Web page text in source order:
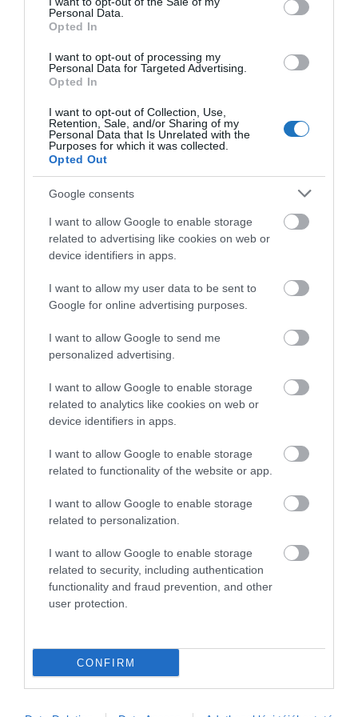
Personal Data.
Opted In
I want to opt-out of processing my
Personal Data for Targeted Advertising.
Opted In
I want to opt-out of Collection, Use,
Retention, Sale, and/or Sharing of my
Personal Data that Is Unrelated with the
Purposes for which it was collected.
Opted Out
Google consents
I want to allow Google to enable storage
related to advertising like cookies on web or
device identifiers in apps.
I want to allow my user data to be sent to
Google for online advertising purposes.
I want to allow Google to send me
personalized advertising.
I want to allow Google to enable storage
related to analytics like cookies on web or
device identifiers in apps.
I want to allow Google to enable storage
related to functionality of the website or app.
I want to allow Google to enable storage
related to personalization.
I want to allow Google to enable storage
related to security, including authentication
functionality and fraud prevention, and other
user protection.
CONFIRM
Tolmácsolásban vagy fordításban (konzuli
hatósági eljárások kivételével).
Külföldi letelepedési, munkavállalási vagy egyéb
engedélyek beszerzésében.
Magánjogi – peres vagy nem peres – viták
rendezésében (pl. közlekedési bírságok,
légitársaság felé benyújtandó panaszok, biztosító
társaság felé fennálló pénzügyi követelések
intézésében).
Külföldön tartózkodó személyek felkutatásában.
Jogerős letöltendő büntetés elengedésében vagy
enyhítésében.
A fogadó állam által elrendelt kiutasítás
visszavonásában.
Külföldön felmerülő költségek, hatósági
bírságok, díjak (pénzbüntetés, óvadék, ügyvédi díj,
megelőlegezésében.
Hagyaték, örökség, kifizetetlen munkabér stb.
behajtásában.
Külföldi bűnesetben folyó nyomozásban
bármilyen formában való közreműködésben.
Folyamatban lévő szabálysértési- vagy
befolyásolásában (arra sincs módunk, hogy elérjük
a jogi út mellőzésével történő szabadlábra
helyezést vagy különleges bánásmódban